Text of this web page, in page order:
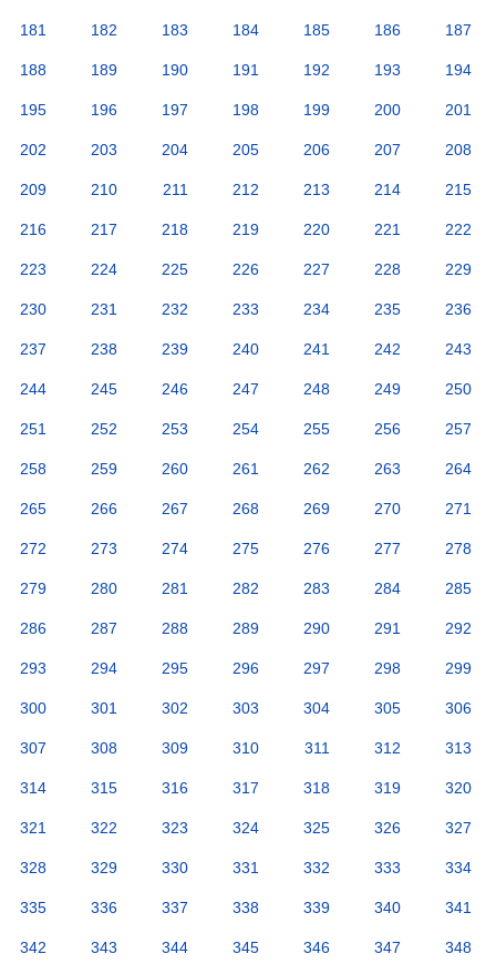
181 182 183 184 185 186 187
188 189 190 191 192 193 194
195 196 197 198 199 200 201
202 203 204 205 206 207 208
209 210 211 212 213 214 215
216 217 218 219 220 221 222
223 224 225 226 227 228 229
230 231 232 233 234 235 236
237 238 239 240 241 242 243
244 245 246 247 248 249 250
251 252 253 254 255 256 257
258 259 260 261 262 263 264
265 266 267 268 269 270 271
272 273 274 275 276 277 278
279 280 281 282 283 284 285
286 287 288 289 290 291 292
293 294 295 296 297 298 299
300 301 302 303 304 305 306
307 308 309 310 311 312 313
314 315 316 317 318 319 320
321 322 323 324 325 326 327
328 329 330 331 332 333 334
335 336 337 338 339 340 341
342 343 344 345 346 347 348